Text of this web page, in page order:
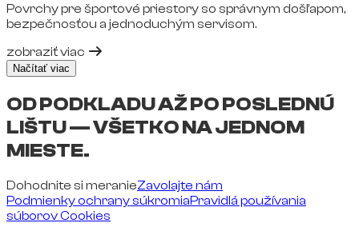
Povrchy pre športové priestory so správnym došľapom,
bezpečnosťou a jednoduchým servisom.
zobraziť viac
Načítať viac
OD PODKLADU AŽ PO POSLEDNÚ
LIŠTU — VŠETKO NA JEDNOM
MIESTE.
Dohodnite si meranieZavolajte nám
Podmienky ochrany súkromiaPravidlá používania
súborov Cookies